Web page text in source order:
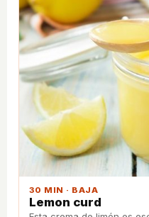
30 MIN · BAJA
Lemon curd